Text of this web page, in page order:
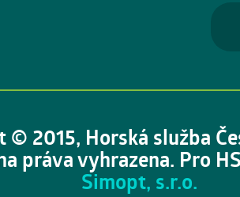
© 2015, Horská služba
práva vyhrazena. Pro
Simopt, s.r.o.